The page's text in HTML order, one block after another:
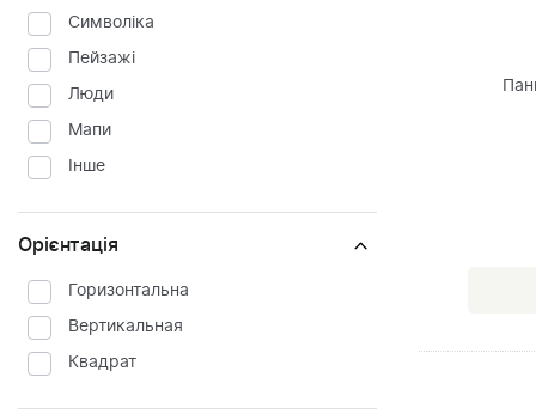
Символіка
Пейзажі
Люди
Мапи
Інше
Орієнтація
Горизонтальна
Вертикальная
Квадрат